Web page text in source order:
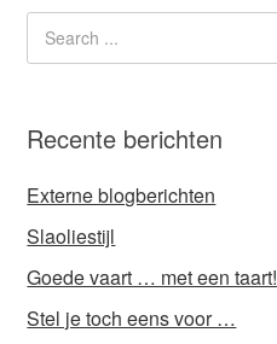
Recente berichten
Externe blogberichten
Slaoliestijl
Goede vaart … met een taart!
Stel je toch eens voor …